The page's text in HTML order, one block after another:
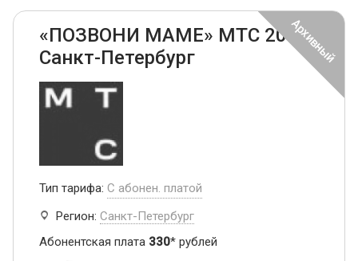
«ПОЗВОНИ МАМЕ» МТС 2024
Санкт-Петербург
Тип тарифа: С абонен. платой
Регион: Санкт-Петербург
Абонентская плата 330* рублей